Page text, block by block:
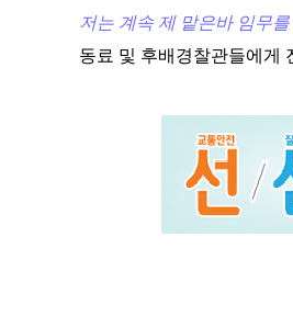
저는 계속 제 맡은바 임무
동료 및 후배경찰관들에게